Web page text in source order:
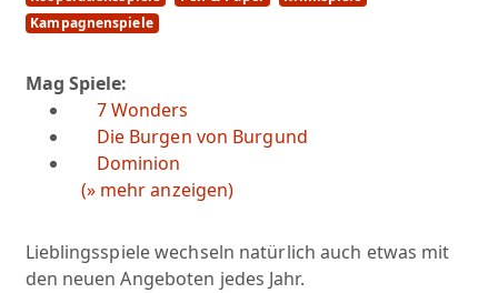
Kampagnenspiele
Mag Spiele:
7 Wonders
Die Burgen von Burgund
Dominion
(» mehr anzeigen)
Lieblingsspiele wechseln natürlich auch etwas mit
den neuen Angeboten jedes Jahr.